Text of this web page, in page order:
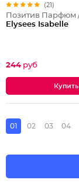
(21)
Позитив Парфюм
Elysees Isabelle
244 руб
01 02 03 04